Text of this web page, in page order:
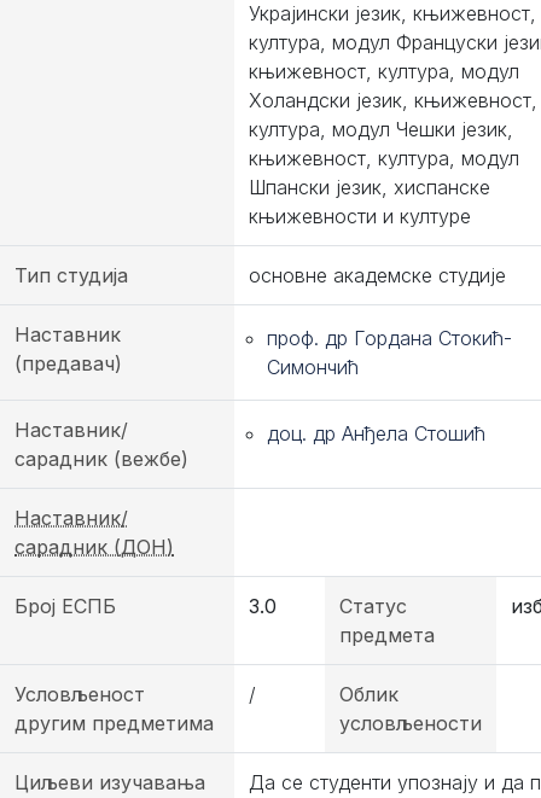
Украјински језик, књижевност,
култура, модул Француски
књижевност, култура, модул
Холандски језик, књижевност,
култура, модул Чешки језик,
књижевност, култура, модул
Шпански језик, хиспанске
књижевности и културе
Тип студија основне академске студије
Наставник
(предавач)
проф. др Гордана Стокић-
Симончић
Наставник/
сарадник (вежбе)
доц. др Анђела Стошић
Наставник/
сарадник (ДОН)
Број ЕСПБ 3.0
Статус
предмета
Условљеност
другим предметима
/
Облик
условљености
Циљеви изучавања
Да се студенти упознају и да